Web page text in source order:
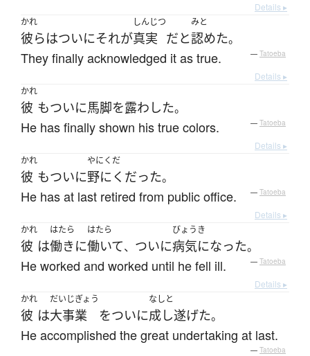
Details ▸
かれ
彼らはついにそれが
しんじつ
真実 だと
みと
認めた。
They finally acknowledged it as true. — Tatoeba
Details ▸
かれ
彼 もついに馬脚を露わした。
He has finally shown his true colors. — Tatoeba
Details ▸
かれ
彼 もついに
やにくだ
野にくだった。
He has at last retired from public office. — Tatoeba
Details ▸
かれ
彼 は
はたら
働きに
はたら
働いて、 ついに
びょうき
病気になった。
He worked and worked until he fell ill. — Tatoeba
Details ▸
かれ
彼 は
だいじぎょう
大事業 をついに
なしと
成し遂げた。
He accomplished the great undertaking at last.
— Tatoeba